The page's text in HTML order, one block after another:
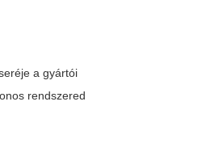
a gyártói
rendszered